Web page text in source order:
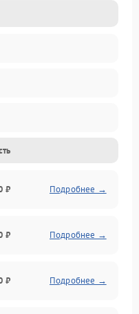
₽ Подробнее →
₽ Подробнее →
₽ Подробнее →